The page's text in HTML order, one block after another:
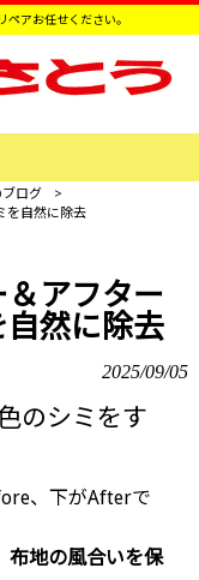
アお任せください。
ブログ
>
を自然に除去
アフター
自然に除去
2025/09/05
のシミをす
、下がAfterで
布地の風合いを保